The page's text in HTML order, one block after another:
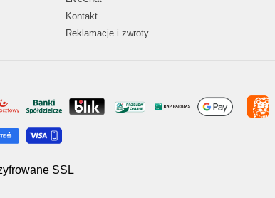
Kontakt
Reklamacje i zwroty
SSL